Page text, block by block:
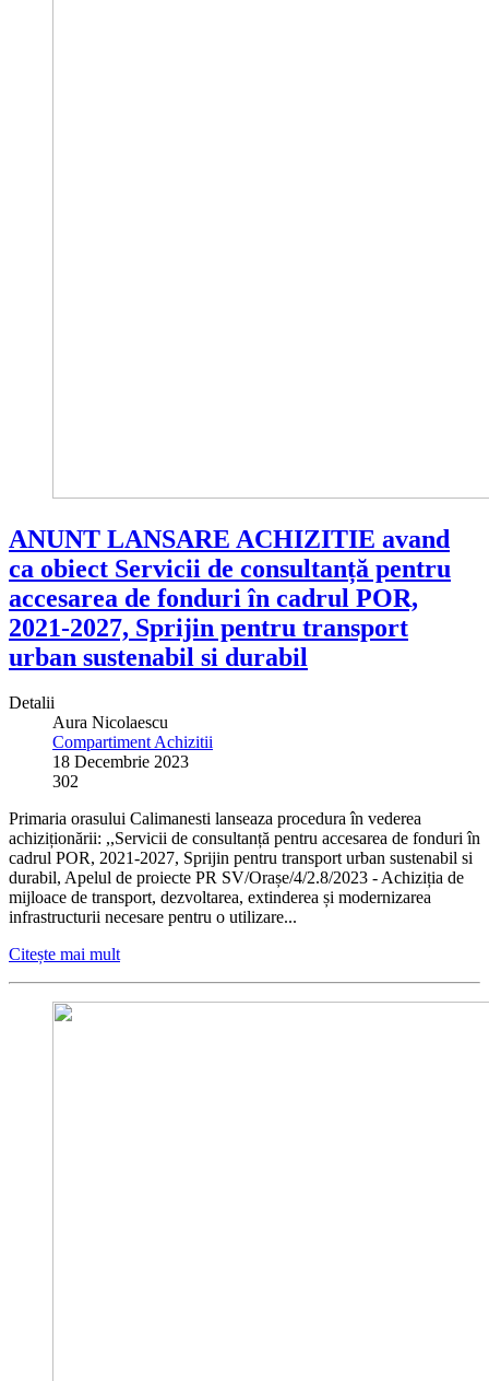
ANUNT LANSARE ACHIZITIE avand
ca obiect Servicii de consultanță pentru
accesarea de fonduri în cadrul POR,
2021-2027, Sprijin pentru transport
urban sustenabil si durabil
Detalii
Aura Nicolaescu
Compartiment Achizitii
18 Decembrie 2023
302
Primaria orasului Calimanesti lanseaza procedura în vederea
achiziționării: ,,Servicii de consultanță pentru accesarea de fonduri în
cadrul POR, 2021-2027, Sprijin pentru transport urban sustenabil si
durabil, Apelul de proiecte PR SV/Orașe/4/2.8/2023 - Achiziția de
mijloace de transport, dezvoltarea, extinderea și modernizarea
infrastructurii necesare pentru o utilizare...
Citește mai mult